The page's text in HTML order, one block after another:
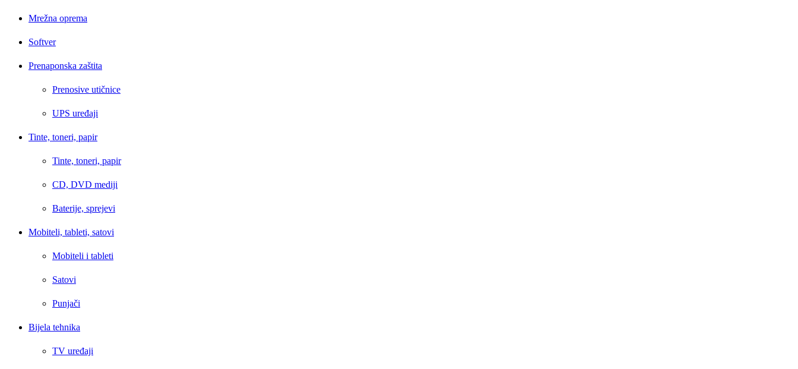
Mrežna oprema
Softver
Prenaponska zaštita
Prenosive utičnice
UPS uređaji
Tinte, toneri, papir
Tinte, toneri, papir
CD, DVD mediji
Baterije, sprejevi
Mobiteli, tableti, satovi
Mobiteli i tableti
Satovi
Punjači
Bijela tehnika
TV uređaji